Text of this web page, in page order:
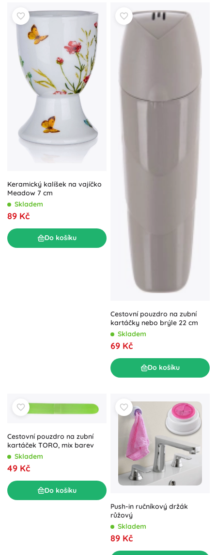
Keramický kalíšek na vajíčko
Meadow 7 cm
Skladem
89 Kč
Do košíku
Cestovní pouzdro na zubní
kartáčky nebo brýle 22 cm
Skladem
69 Kč
Do košíku
Cestovní pouzdro na zubní
kartáček TORO, mix barev
Skladem
49 Kč
Do košíku
Push-in ručníkový držák
růžový
Skladem
89 Kč